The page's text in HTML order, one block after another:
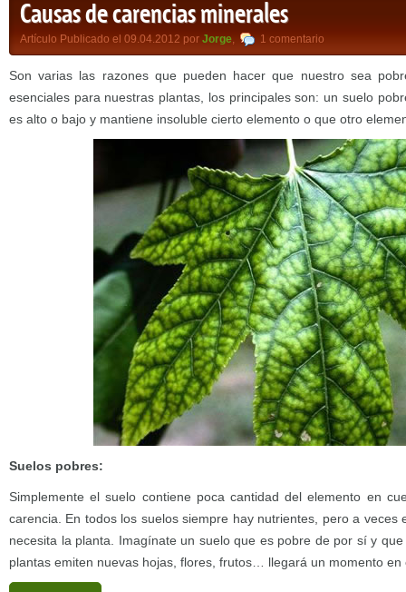
Causas de carencias minerales
Artículo Publicado el 09.04.2012 por Jorge, 1 comentario
Son varias las razones que pueden hacer que nuestro sea
esenciales para nuestras plantas, los principales son: un suelo
es alto o bajo y mantiene insoluble cierto elemento o que otro
Suelos pobres:
Simplemente el suelo contiene poca cantidad del elemento en
carencia. En todos los suelos siempre hay nutrientes, pero a veces
necesita la planta. Imagínate un suelo que es pobre de por sí y
plantas emiten nuevas hojas, flores, frutos… llegará un momento